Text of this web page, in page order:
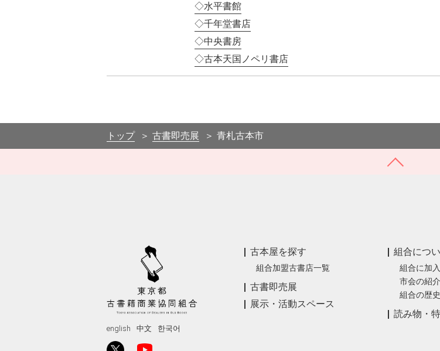
◇水平書館
◇千年堂書店
◇中央書房
◇古本天国ノペリ書店
トップ 古書即売展 青札古本市
english 中文 한국어
古本屋を探す
組合加盟古書店一覧
古書即売展
展示・活動スペース
組合につ
組合に加
市会の紹
組合の歴
読み物・